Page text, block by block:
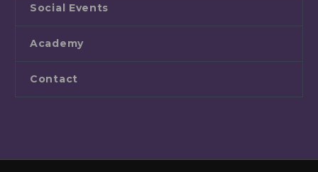
Social Events
Academy
Contact